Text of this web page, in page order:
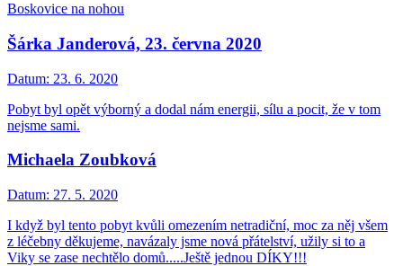
Boskovice na nohou
Šárka Janderová, 23. června 2020
Datum: 23. 6. 2020
Pobyt byl opět výborný a dodal nám energii, sílu a pocit, že v tom
nejsme sami.
Michaela Zoubková
Datum: 27. 5. 2020
I když byl tento pobyt kvůli omezením netradiční, moc za něj všem
z léčebny děkujeme, navázaly jsme nová přátelství, užily si to a
Viky se zase nechtělo domů.....Ještě jednou DÍKY!!!